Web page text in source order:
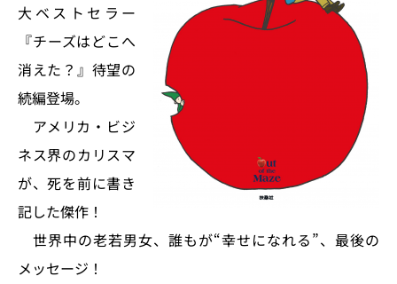
大ベストセラー
『チーズはどこへ
消えた？』待望の
続編登場。
アメリカ・ビジ
ネス界のカリスマ
が、死を前に書き
記した傑作！
世界中の老若男女、誰もが“幸せになれる”、最後の
メッセージ！